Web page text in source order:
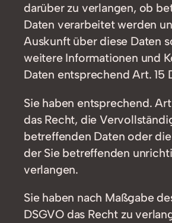
darüber zu verlangen, ob
Daten verarbeitet werden
Auskunft über diese Daten
weitere Informationen und
Daten entsprechend Art. 15
Sie haben entsprechend.
das Recht, die
betreffenden Daten oder
der Sie betreffenden
verlangen.
Sie haben nach Maßgabe
DSGVO das Recht zu